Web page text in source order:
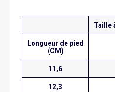
Taille
Longueur de pied
(CM)
11,6
12,3